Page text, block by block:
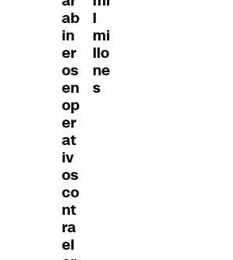
ab
in
er
os
en
op
er
at
iv
os
co
nt
ra
el
l
mi
llo
ne
s